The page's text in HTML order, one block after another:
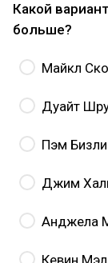
Какой
больше?
Майкл
Дуайт
Пэм
Джим
Анджела
Кевин